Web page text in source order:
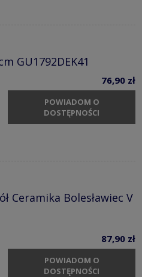
GU1792DEK41
76,90 zł
POWIADOM O
DOSTĘPNOŚCI
Ceramika Bolesławiec V
87,90 zł
POWIADOM O
DOSTĘPNOŚCI